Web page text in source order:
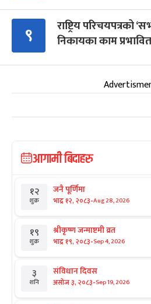
९
राष्ट्रिय परिचयपत्रको
निकायका काम प्रभावित
आगामी बिदाहरु
१२
शुक्र
जनै पूर्णिमा
भाद्र १२, २०८३-Aug 28, 2026
१९
शुक्र
श्रीकृष्ण जन्माष्टमी व्रत
भाद्र १९, २०८३-Sep 4, 2026
३
शनि
संविधान दिवस
असोज ३, २०८३-Sep 19, 2026